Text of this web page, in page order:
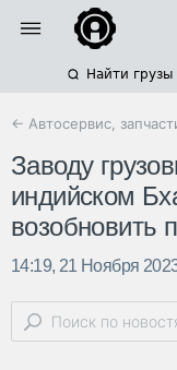
Найти грузы
← Автосервис,
Заводу
индийском
возобновить
14:19, 21 Ноября